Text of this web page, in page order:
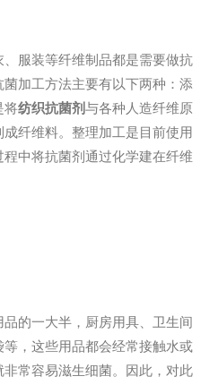
服装等纤维制品都是需要做抗
加工方法主要有以下两种：添
将纺织抗菌剂与各种人造纤维原
纤维料。整理加工是目前使用
中将抗菌剂通过化学建在纤维
的一大半，厨房用具、卫生间
，这些用品都会经常接触水或
常容易滋生细菌。因此，对此